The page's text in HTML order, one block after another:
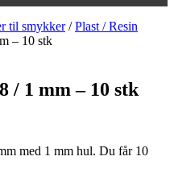
til smykker/Plast / Resin
– 10 stk
/ 1 mm – 10 stk
med 1 mm hul. Du får 10